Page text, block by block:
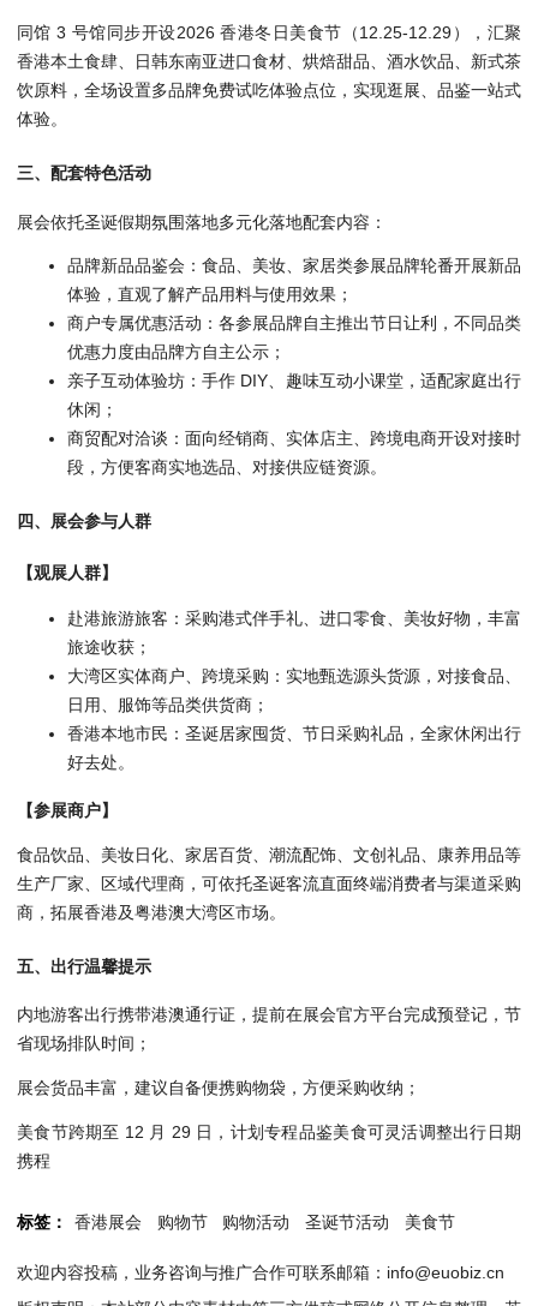
同馆 3 号馆同步开设2026 香港冬日美食节（12.25-12.29），汇聚
香港本土食肆、日韩东南亚进口食材、烘焙甜品、酒水饮品、新式茶
饮原料，全场设置多品牌免费试吃体验点位，实现逛展、品鉴一站式
体验。
三、配套特色活动
展会依托圣诞假期氛围落地多元化落地配套内容：
品牌新品品鉴会：食品、美妆、家居类参展品牌轮番开展新品
体验，直观了解产品用料与使用效果；
商户专属优惠活动：各参展品牌自主推出节日让利，不同品类
优惠力度由品牌方自主公示；
亲子互动体验坊：手作 DIY、趣味互动小课堂，适配家庭出行
休闲；
商贸配对洽谈：面向经销商、实体店主、跨境电商开设对接时
段，方便客商实地选品、对接供应链资源。
四、展会参与人群
【观展人群】
赴港旅游旅客：采购港式伴手礼、进口零食、美妆好物，丰富
旅途收获；
大湾区实体商户、跨境采购：实地甄选源头货源，对接食品、
日用、服饰等品类供货商；
香港本地市民：圣诞居家囤货、节日采购礼品，全家休闲出行
好去处。
【参展商户】
食品饮品、美妆日化、家居百货、潮流配饰、文创礼品、康养用品等
生产厂家、区域代理商，可依托圣诞客流直面终端消费者与渠道采购
商，拓展香港及粤港澳大湾区市场。
五、出行温馨提示
内地游客出行携带港澳通行证，提前在展会官方平台完成预登记，节
省现场排队时间；
展会货品丰富，建议自备便携购物袋，方便采购收纳；
美食节跨期至 12 月 29 日，计划专程品鉴美食可灵活调整出行日期
携程
标签： 香港展会 购物节 购物活动 圣诞节活动 美食节
欢迎内容投稿，业务咨询与推广合作可联系邮箱：info@euobiz.cn